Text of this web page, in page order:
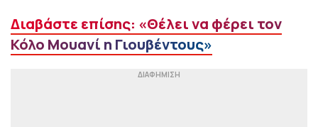
Διαβάστε επίσης: «Θέλει να φέρει τον
Κόλο Μουανί η Γιουβέντους»